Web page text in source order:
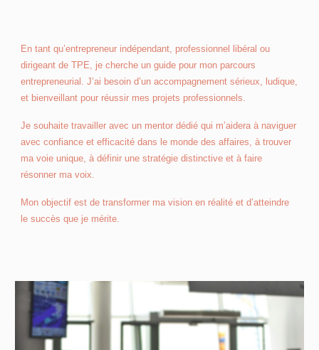
En tant qu’entrepreneur indépendant, professionnel libéral ou
dirigeant de TPE, je cherche un guide pour mon parcours
entrepreneurial. J’ai besoin d’un accompagnement sérieux, ludique,
et bienveillant pour réussir mes projets professionnels.
Je souhaite travailler avec un mentor dédié qui m’aidera à naviguer
avec confiance et efficacité dans le monde des affaires, à trouver
ma voie unique, à définir une stratégie distinctive et à faire
résonner ma voix.
Mon objectif est de transformer ma vision en réalité et d’atteindre
le succès que je mérite.